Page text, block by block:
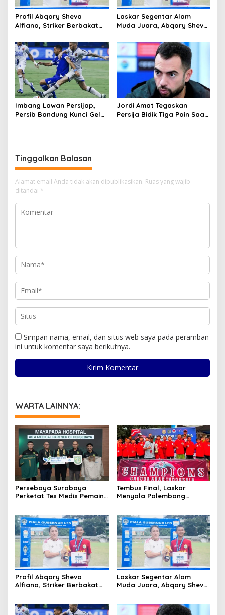
Profil Abqory Sheva
Alfiano, Striker Berbakat
Banjir Gelar Top Skor
Laskar Segentar Alam
Muda Juara, Abqory Sheva
Gubernur Sumsel
Imbang Lawan Persijap,
Persib Bandung Kunci Gelar
Jordi Amat Tegaskan
Persija Bidik Tiga Poin Saat
Tinggalkan Balasan
Alamat email Anda tidak akan dipublikasikan. Ruas yang wajib
ditandai *
Simpan nama, email, dan situs web saya pada peramban
ini untuk komentar saya berikutnya.
WARTA LAINNYA:
Persebaya Surabaya
Perketat Tes Medis Pemain
Tembus Final, Laskar
Menyala Palembang
Profil Abqory Sheva
Alfiano, Striker Berbakat
Laskar Segentar Alam
Muda Juara, Abqory Sheva